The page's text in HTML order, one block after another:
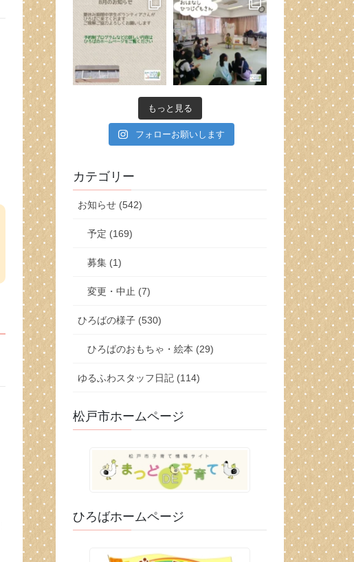
もっと見る
フォローお願いします
カテゴリー
お知らせ (542)
予定 (169)
募集 (1)
変更・中止 (7)
ひろばの様子 (530)
ひろばのおもちゃ・絵本 (29)
ゆるふわスタッフ日記 (114)
松戸市ホームページ
ひろばホームページ